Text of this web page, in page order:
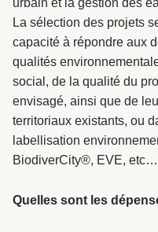
urbain et la gestion des
La sélection des projets
capacité à répondre aux
qualités
social, de la qualité du
envisagé, ainsi que de
territoriaux existants, ou
labellisation
BiodiverCity®, EVE,
Quelles sont les